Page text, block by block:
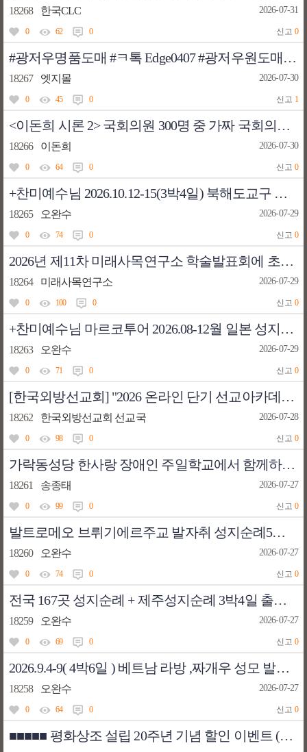
18268 한국CLC 2026-07-31
0 62 0 신고 0
#광저우명품도매 #ㅋ톡 Edge0407 #광저우원도매 #ㅋ톡 Edge0407 #레플리카처분 #롤렉스레플리카#레플리카삽니다 #디올크로노스니커즈 #구찌라이톤
18267 엣지몰 2026-07-30
0 45 0 신고 1
<이돈희 시론 2> 국회의원 300명 중 가짜 국회의원은 몇 명인가?
18266 이돈희 2026-07-30
0 64 0 신고 0
+찬미예수님 2026.10.12-15(3박4일) 북해도교구 성지순례 158만원 출발확정
18265 오완수 2026-07-29
0 74 0 신고 0
2026년 제11차 미래사목연구소 학술발표회에 초대합니다.
18264 미래사목연구소 2026-07-29
0 100 0 신고 0
+찬미예수님 마르코투어 2026.08-12월 일본 성지순례 출발일입니다. 신청하여요.
18263 오완수 2026-07-29
0 71 0 신고 0
[한국외방선교회] "2026 온라인 단기 선교아카데미" 선교가 여러분을 초대합니다.
18262 한국외방선교회 선교국 2026-07-28
0 98 0 신고 0
가락동성당 한사랑 장애인 주일학교에서 함께하실 봉사자 모집합니다!
18261 송종태 2026-07-27
0 99 0 신고 0
발트로메오 브뤼기에르주교 발자취 성지순례5박6일 , 라방 성모발현지 4박6일 성지순례 신청하셔요
18260 오완수 2026-07-27
0 74 0 신고 0
전국 167곳 성지순례 + 제주성지순례 3박4일 출발일 신청하셔요
18259 오완수 2026-07-27
0 69 0 신고 0
2026.9.4-9( 4박6일 ) 베트남 라방 ,짜개우 성모 발현지 출발확정입니다. 010.4239.1929
18258 오완수 2026-07-27
0 64 0 신고 0
■■■■■ 평화상조 설립 20주년 기념 할인 이벤트 (8/1-31일) ■■■■■